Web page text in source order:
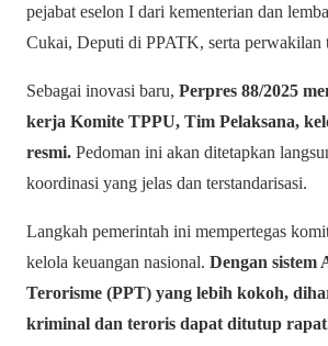
pejabat eselon I dari kementerian dan
Cukai, Deputi di PPATK, serta
Sebagai inovasi baru, Perpres 88/2025
kerja Komite TPPU, Tim Pelaksana,
resmi. Pedoman ini akan ditetapkan
koordinasi yang jelas dan terstandarisasi.
Langkah pemerintah ini mempertegas
kelola keuangan nasional. Dengan sistem
Terorisme (PPT) yang lebih kokoh,
kriminal dan teroris dapat ditutup